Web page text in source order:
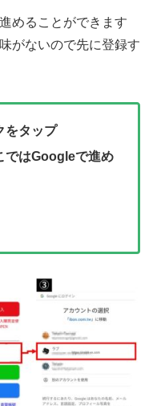
めることができます
がないので先に登録す
をタップ
ではGoogleで進め